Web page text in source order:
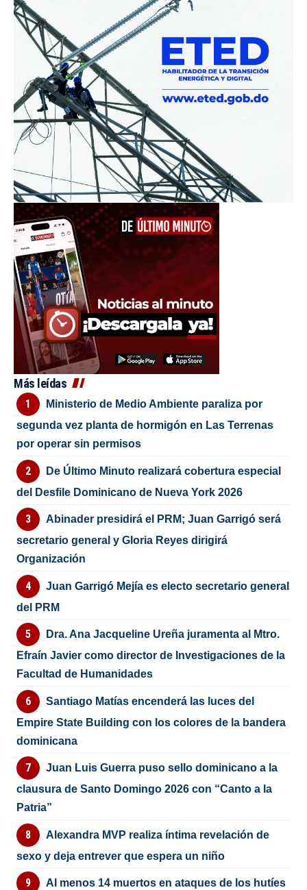
Más leídas
Ministerio de Medio Ambiente paraliza por
segunda vez planta de hormigón en Las Terrenas
por operar sin permisos
De Último Minuto realizará cobertura especial
del Desfile Dominicano de Nueva York 2026
Abinader presidirá el PRM; Juan Garrigó será
secretario general y Gloria Reyes dirigirá
Organización
Juan Garrigó Mejía es electo secretario general
del PRM
Dra. Ana Jacqueline Ureña juramenta al Mtro.
Efraín Javier como director de Investigaciones de la
Facultad de Humanidades
Santiago Matías encenderá las luces del
Empire State Building con los colores de la bandera
dominicana
Juan Luis Guerra puso sello dominicano a la
clausura de Santo Domingo 2026 con “Canto a la
Patria”
Alexandra MVP realiza íntima revelación de
sexo y deja entrever que espera un niño
Al menos 14 muertos en ataques de los hutíes